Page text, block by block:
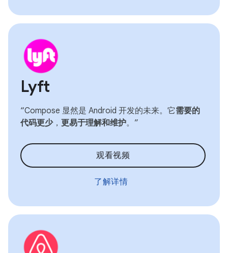
Lyft
“Compose 显然是 Android 开发的未来。它需要的
代码更少， 更易于理解和维护。”
观看视频
了解详情